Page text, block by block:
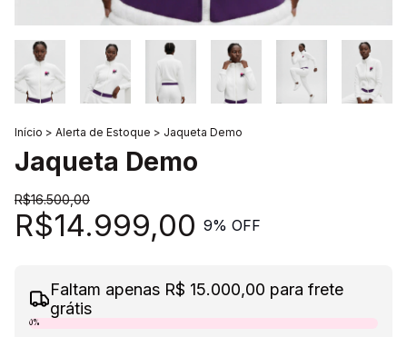
Início > Alerta de Estoque > Jaqueta Demo
Jaqueta Demo
R$16.500,00
R$14.999,00 9% OFF
Faltam apenas R$ 15.000,00 para frete
grátis
0%